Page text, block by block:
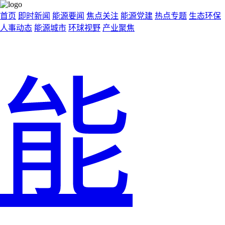
首页 即时新闻 能源要闻 焦点关注 能源党建 热点专题 生态环保
人事动态 能源城市 环球视野 产业聚焦
能